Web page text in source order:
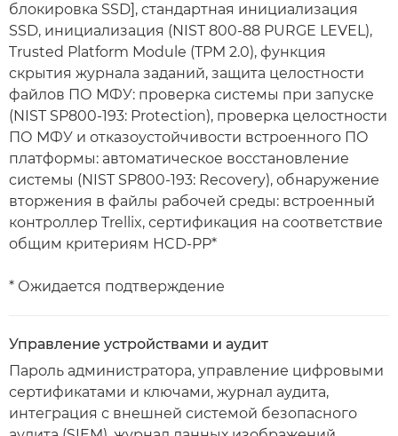
блокировка SSD], стандартная инициализация
SSD, инициализация (NIST 800-88 PURGE LEVEL),
Trusted Platform Module (TPM 2.0), функция
скрытия журнала заданий, защита целостности
файлов ПО МФУ: проверка системы при запуске
(NIST SP800-193: Protection), проверка целостности
ПО МФУ и отказоустойчивости встроенного ПО
платформы: автоматическое восстановление
системы (NIST SP800-193: Recovery), обнаружение
вторжения в файлы рабочей среды: встроенный
контроллер Trellix, сертификация на соответствие
общим критериям HCD-PP*
* Ожидается подтверждение
Управление устройствами и аудит
Пароль администратора, управление цифровыми
сертификатами и ключами, журнал аудита,
интеграция с внешней системой безопасного